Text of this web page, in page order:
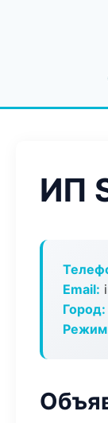
ИП
Email:
Город:
Режим